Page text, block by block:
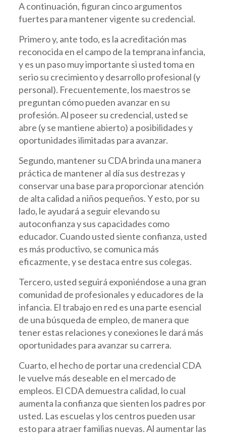
A continuación, figuran cinco argumentos
fuertes para mantener vigente su credencial.
Primero y, ante todo, es la acreditación mas
reconocida en el campo de la temprana infancia,
y es un paso muy importante si usted toma en
serio su crecimiento y desarrollo profesional (y
personal). Frecuentemente, los maestros se
preguntan cómo pueden avanzar en su
profesión. Al poseer su credencial, usted se
abre (y se mantiene abierto) a posibilidades y
oportunidades ilimitadas para avanzar.
Segundo, mantener su CDA brinda una manera
práctica de mantener al día sus destrezas y
conservar una base para proporcionar atención
de alta calidad a niños pequeños. Y esto, por su
lado, le ayudará a seguir elevando su
autoconfianza y sus capacidades como
educador. Cuando usted siente confianza, usted
es más productivo, se comunica más
eficazmente, y se destaca entre sus colegas.
Tercero, usted seguirá exponiéndose a una gran
comunidad de profesionales y educadores de la
infancia. El trabajo en red es una parte esencial
de una búsqueda de empleo, de manera que
tener estas relaciones y conexiones le dará más
oportunidades para avanzar su carrera.
Cuarto, el hecho de portar una credencial CDA
le vuelve más deseable en el mercado de
empleos. El CDA demuestra calidad, lo cual
aumenta la confianza que sienten los padres por
usted. Las escuelas y los centros pueden usar
esto para atraer familias nuevas. Al aumentar las